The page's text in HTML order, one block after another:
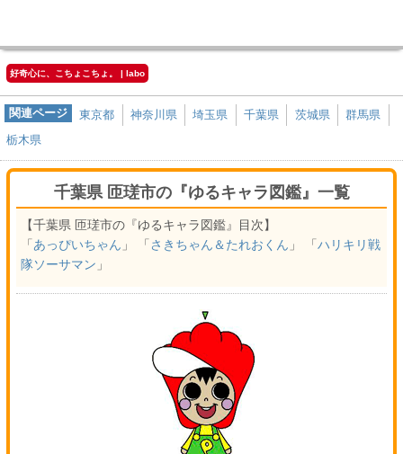
好奇心に、こちょこちょ。 | labo
関連ページ 東京都 神奈川県 埼玉県 千葉県 茨城県
群馬県
栃木県
千葉県 匝瑳市の『ゆるキャラ図鑑』一覧
【千葉県 匝瑳市の『ゆるキャラ図鑑』目次】
「 あっぴいちゃん 」 「 さきちゃん＆たれおくん 」 「 ハリキリ戦
隊ソーサマン 」